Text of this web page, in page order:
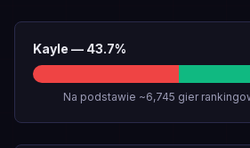
Kayle — 43.7%
Na podstawie ~6,745 gier